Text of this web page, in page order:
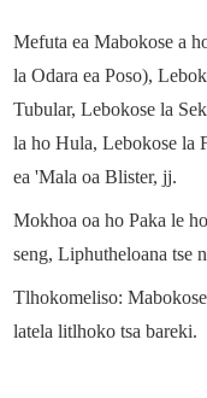
Mefuta ea Mabokose a
la Odara ea Poso),
Tubular, Lebokose la
la ho Hula, Lebokose la
ea 'Mala oa Blister, jj.
Mokhoa oa ho Paka le
seng, Liphutheloana tse
Tlhokomeliso:
latela litlhoko tsa bareki.